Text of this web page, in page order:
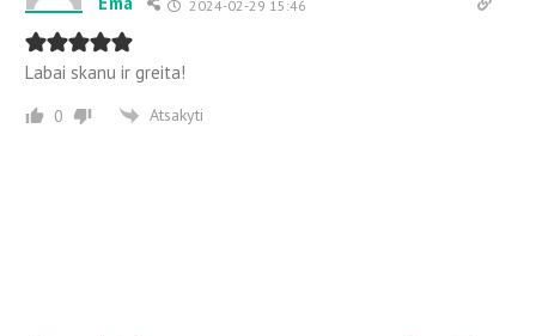
2024-02-29 15:46
Labai skanu ir greita!
0 Atsakyti